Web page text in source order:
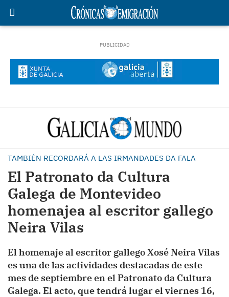
TAMBIÉN RECORDARÁ A LAS IRMANDADES DA FALA
El Patronato da Cultura
Galega de Montevideo
homenajea al escritor gallego
Neira Vilas
El homenaje al escritor gallego Xosé Neira Vilas
es una de las actividades destacadas de este
mes de septiembre en el Patronato da Cultura
Galega. El acto, que tendrá lugar el viernes 16,